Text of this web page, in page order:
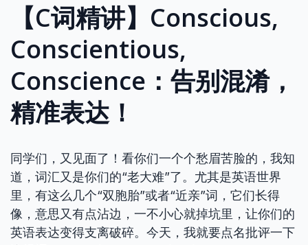
【C词精讲】Conscious,
Conscientious,
Conscience：告别混淆，
精准表达！
同学们，又见面了！看你们一个个愁眉苦脸的，我知
道，词汇又是你们的“老大难”了。尤其是英语世界
里，有这么几个“双胞胎”或者“近亲”词，它们长得
像，意思又有点沾边，一不小心就掉坑里，让你们的
英语表达变得支离破碎。今天，我就要点名批评一下